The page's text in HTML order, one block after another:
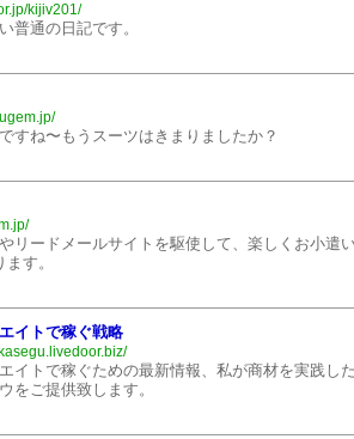
kijiv201/
普通の日記です。
すね〜もうスーツはきまりましたか？
リードメールサイトを駆使して、楽しくお小遣
す。
イトで稼ぐ戦略
イトで稼ぐための最新情報、私が商材を実践した
をご提供致します。